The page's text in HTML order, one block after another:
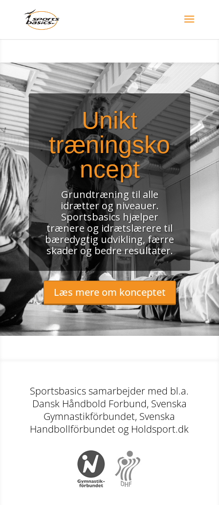
Unikt
træningsko
ncept
Grundtræning til alle
idrætter og niveauer.
Sportsbasics hjælper
trænere og idrætslærere til
bæredygtig udvikling, færre
skader og bedre resultater.
Læs mere om konceptet
Sportsbasics samarbejder med bl.a.
Dansk Håndbold Forbund, Svenska
Gymnastikförbundet, Svenska
Handbollförbundet og Holdsport.dk